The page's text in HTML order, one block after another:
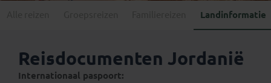
Landinformatie
Reisdocumenten Jordanië
Internationaal paspoort: